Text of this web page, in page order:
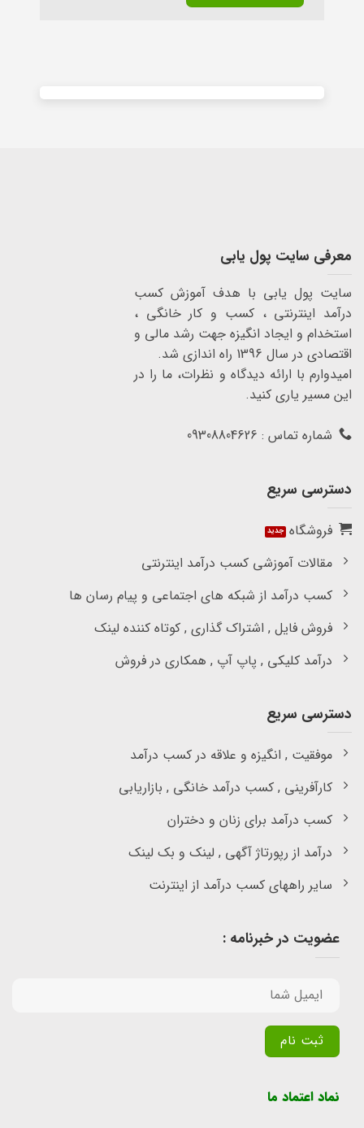
معرفی سایت پول یابی
سایت پول یابی با هدف آموزش کسب
درآمد اینترنتی ، کسب و کار خانگی ،
استخدام و ایجاد انگیزه جهت رشد مالی و
اقتصادی در سال 1396 راه اندازی شد.
امیدوارم با ارائه دیدگاه و نظرات، ما را در
این مسیر یاری کنید.
شماره تماس : 09308804626
دسترسی سریع
فروشگاه
مقالات آموزشی کسب درآمد اینترنتی
کسب درآمد از شبکه های اجتماعی و پیام رسان ها
فروش فایل , اشتراک گذاری , کوتاه کننده لینک
درآمد کلیکی , پاپ آپ , همکاری در فروش
دسترسی سریع
موفقیت , انگیزه و علاقه در کسب درآمد
کارآفرینی , کسب درآمد خانگی , بازاریابی
کسب درآمد برای زنان و دختران
درآمد از رپورتاژ آگهی , لینک و بک لینک
سایر راههای کسب درآمد از اینترنت
عضویت در خبرنامه :
نماد اعتماد ما